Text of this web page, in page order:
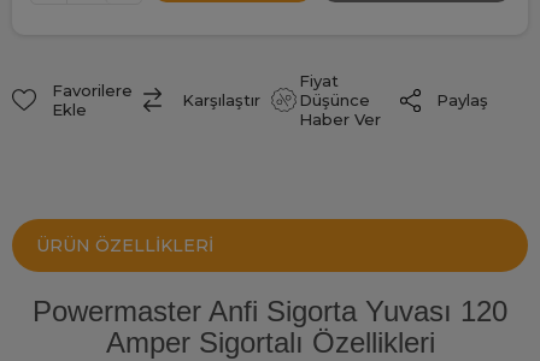
Favorilere
Ekle
Karşılaştır
Fiyat
Düşünce
Haber Ver
Paylaş
ÜRÜN ÖZELLIKLERI
Powermaster Anfi Sigorta Yuvası 120
Amper Sigortalı Özellikleri